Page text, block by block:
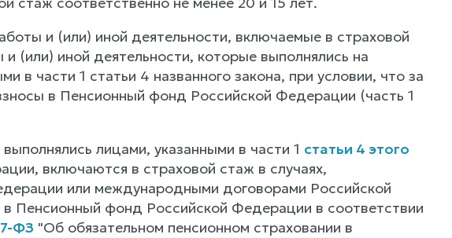
и (или) иной деятельности, включаемые в страховой
иной деятельности, которые выполнялись на
в части 1 статьи 4 названного закона, при условии, что за
в Пенсионный фонд Российской Федерации (часть 1
лицами, указанными в части 1 статьи 4 этого
включаются в страховой стаж в случаях,
или международными договорами Российской
Пенсионный фонд Российской Федерации в соответствии
ФЗ "Об обязательном пенсионном страховании в